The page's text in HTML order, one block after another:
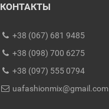
КОНТАКТЫ
+38 (067) 681 9485
+38 (098) 700 6275
+38 (097) 555 0794
uafashionmix@gmail.com